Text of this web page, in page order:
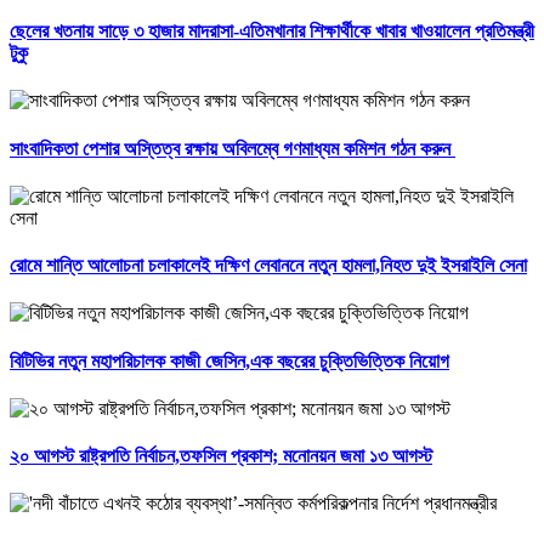
ছেলের খতনায় সাড়ে ৩ হাজার মাদরাসা-এতিমখানার শিক্ষার্থীকে খাবার খাওয়ালেন প্রতিমন্ত্রী
টুকু
সাংবাদিকতা পেশার অস্তিত্ব রক্ষায় অবিলম্বে গণমাধ্যম কমিশন গঠন করুন ‎
রোমে শান্তি আলোচনা চলাকালেই দক্ষিণ লেবাননে নতুন হামলা,নিহত দুই ইসরাইলি সেনা
বিটিভির নতুন মহাপরিচালক কাজী জেসিন,এক বছরের চুক্তিভিত্তিক নিয়োগ
২০ আগস্ট রাষ্ট্রপতি নির্বাচন,তফসিল প্রকাশ; মনোনয়ন জমা ১৩ আগস্ট